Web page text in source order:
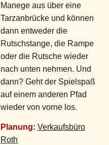
Manege aus über eine
Tarzanbrücke und können
dann entweder die
Rutschstange, die Rampe
oder die Rutsche wieder
nach unten nehmen. Und
dann? Geht der Spielspaß
auf einem anderen Pfad
wieder von vorne los.
Planung: Verkaufsbüro
Roth